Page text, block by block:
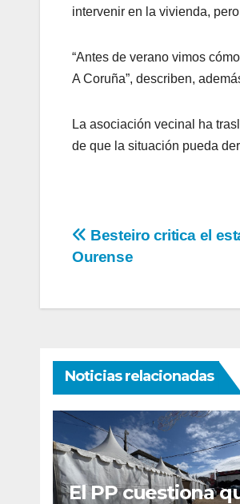
intervenir en la vivienda,
“Antes de verano vimos
A Coruña”, describen,
La asociación vecinal ha
de que la situación pueda
Navegación
entradas
Besteiro critica el
Ourense
Noticias relacionadas
El PP cuestiona